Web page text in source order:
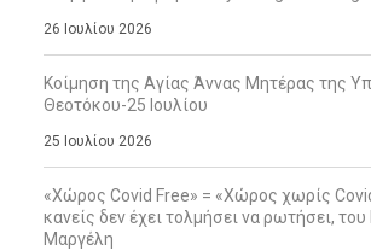
26 Ιουλίου 2026
Κοίμηση της Αγίας Άννας Μητέρας της
Θεοτόκου-25 Ιουλίου
25 Ιουλίου 2026
«Χώρος Covid Free» = «Χώρος χωρίς
κανείς δεν έχει τολμήσει να ρωτήσει,
Μαργέλη